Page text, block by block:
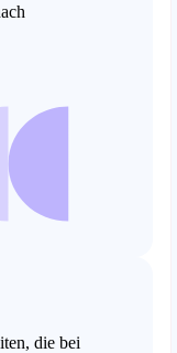
die bei